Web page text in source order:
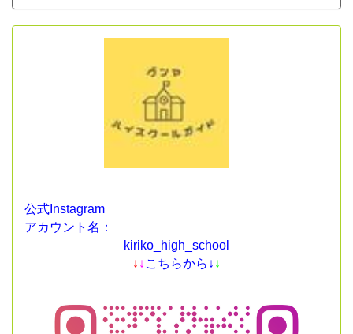
公式Instagram
アカウント名：
kiriko_high_school
↓ ↓ こちらから↓ ↓